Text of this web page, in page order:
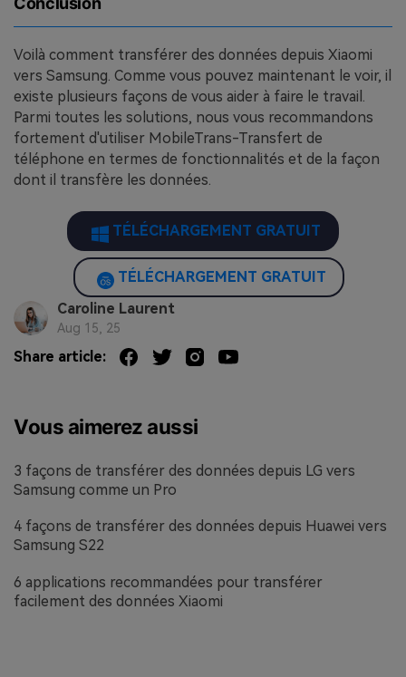
Voilà comment transférer des données depuis Xiaomi
vers Samsung. Comme vous pouvez maintenant le voir, il
existe plusieurs façons de vous aider à faire le travail.
Parmi toutes les solutions, nous vous recommandons
fortement d'utiliser MobileTrans-Transfert de
téléphone en termes de fonctionnalités et de la façon
dont il transfère les données.
TÉLÉCHARGEMENT GRATUIT
TÉLÉCHARGEMENT GRATUIT
Caroline Laurent
Aug 15, 25
Share article:
Vous aimerez aussi
3 façons de transférer des données depuis LG vers
Samsung comme un Pro
4 façons de transférer des données depuis Huawei vers
Samsung S22
6 applications recommandées pour transférer
facilement des données Xiaomi